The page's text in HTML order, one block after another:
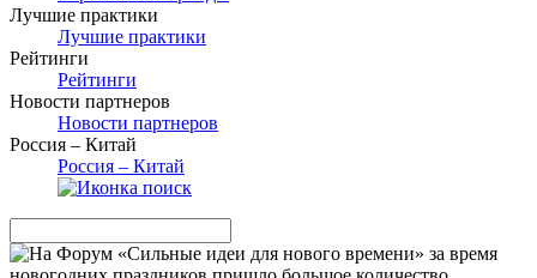
Лучшие практики
Лучшие практики
Рейтинги
Рейтинги
Новости партнеров
Новости партнеров
Россия – Китай
Россия – Китай